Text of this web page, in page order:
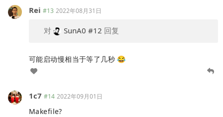
Rei #13 2022年08月31日
对 SunA0 #12 回复
可能启动慢相当于等了几秒 😂
1c7 #14 2022年09月01日
Makefile?